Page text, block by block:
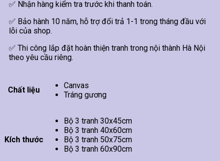
✅ Nhận hàng kiểm tra trước khi thanh toán.
✅ Bảo hành 10 năm, hỗ trợ đổi trả 1-1 trong tháng đầu với
lỗi của shop.
✅ Thi công lắp đặt hoàn thiện tranh trong nội thành Hà Nội
theo yêu cầu riêng.
Chất liệu
Canvas
Tráng gương
Kích thước
Bộ 3 tranh 30x45cm
Bộ 3 tranh 40x60cm
Bộ 3 tranh 50x75cm
Bộ 3 tranh 60x90cm